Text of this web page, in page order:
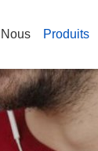
Produits